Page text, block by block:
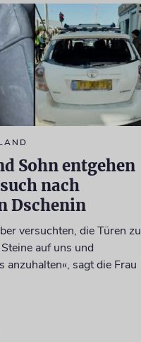
Sohn entgehen
nach
Dschenin
versuchten, die Türen zu
auf uns und
anzuhalten«, sagt die Frau